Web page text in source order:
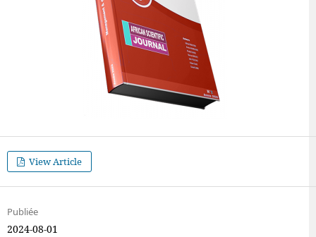
View Article
Publiée
2024-08-01